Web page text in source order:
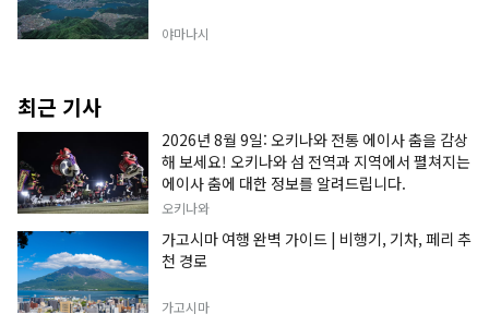
야마나시
최근 기사
2026년 8월 9일: 오키나와 전통 에이사 춤을 감상
해 보세요! 오키나와 섬 전역과 지역에서 펼쳐지는
에이사 춤에 대한 정보를 알려드립니다.
오키나와
가고시마 여행 완벽 가이드 | 비행기, 기차, 페리 추
천 경로
가고시마